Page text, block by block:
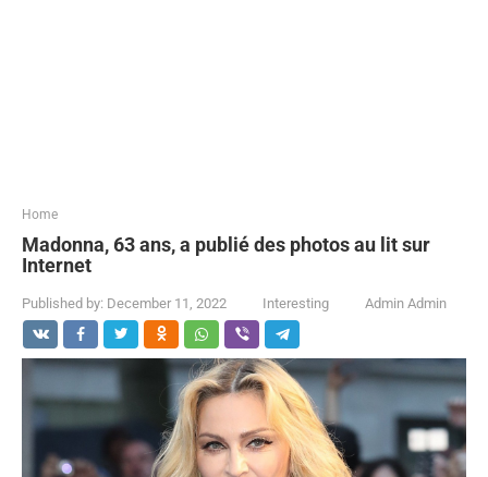
Home
Madonna, 63 ans, a publié des photos au lit sur
Internet
Published by: December 11, 2022 Interesting Admin Admin